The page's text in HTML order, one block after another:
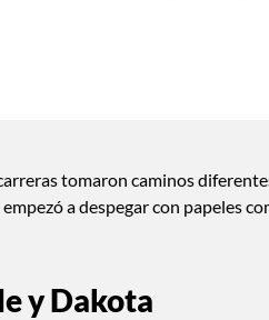
tomaron caminos
a despegar con papeles
y Dakota